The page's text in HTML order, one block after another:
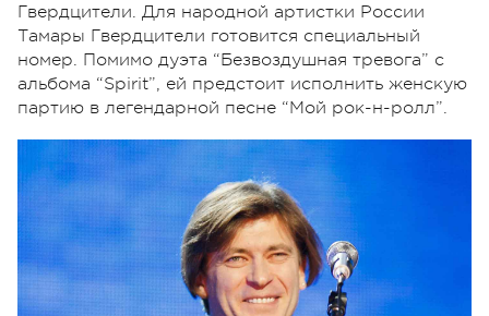
Гвердцители. Для народной артистки России
Тамары Гвердцители готовится специальный
номер. Помимо дуэта “Безвоздушная тревога” с
альбома “Spirit”, ей предстоит исполнить женскую
партию в легендарной песне “Мой рок-н-ролл”.